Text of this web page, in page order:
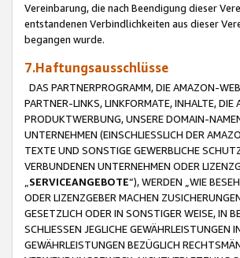
Vereinbarung, die nach Beendigung dieser
entstandenen Verbindlichkeiten aus dieser
begangen wurde.
7.Haftungsausschlüsse
DAS PARTNERPROGRAMM, DIE AMAZON-
PARTNER-LINKS, LINKFORMATE, INHALTE,
PRODUKTWERBUNG, UNSERE DOMAIN-
UNTERNEHMEN (EINSCHLIESSLICH DER
TEXTE UND SONSTIGE GEWERBLICHE
VERBUNDENEN UNTERNEHMEN ODER
SERVICEANGEBOTE“), WERDEN „WIE
ODER LIZENZGEBER MACHEN
GESETZLICH ODER IN SONSTIGER WEISE, IN
SCHLIESSEN JEGLICHE GEWÄHRLEISTUNGEN
GEWÄHRLEISTUNGEN BEZÜGLICH